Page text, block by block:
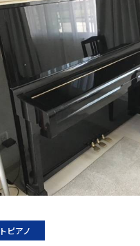
ピアノ